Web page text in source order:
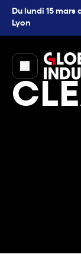
Du lundi 15 mars
Lyon